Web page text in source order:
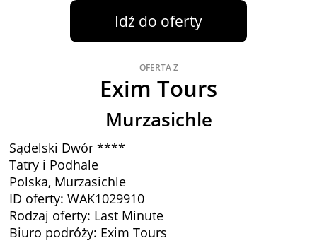
Idź do oferty
OFERTA Z
Exim Tours
Murzasichle
Sądelski Dwór ****
Tatry i Podhale
Polska, Murzasichle
ID oferty: WAK1029910
Rodzaj oferty: Last Minute
Biuro podróży: Exim Tours